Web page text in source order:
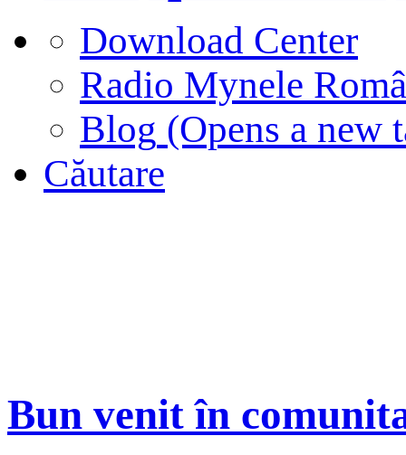
Download Center
Radio Mynele
Blog (Opens a new
Căutare
Bun venit în